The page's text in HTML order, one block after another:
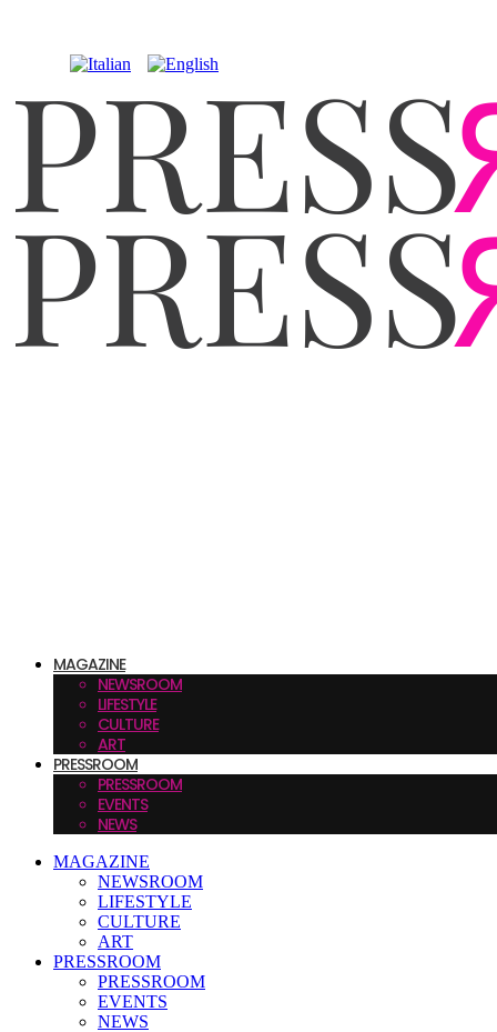
MAGAZINE
NEWSROOM
LIFESTYLE
CULTURE
ART
PRESSROOM
PRESSROOM
EVENTS
NEWS
MAGAZINE
NEWSROOM
LIFESTYLE
CULTURE
ART
PRESSROOM
PRESSROOM
EVENTS
NEWS